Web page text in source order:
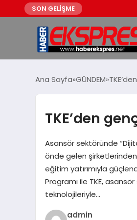
SON GELİŞME
Ana Sayfa GÜNDEM
TKE’den
Asansör sektöründe
önde gelen şirketlerinden
eğitim yatırımıyla
Programı ile TKE,
teknolojileriyle…
admin